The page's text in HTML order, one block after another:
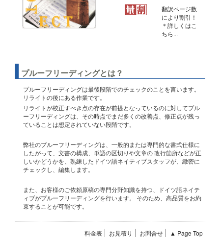
翻訳ページ数
により割引！
＊詳しくはこ
ちら...
プルーフリーディングとは？
プルーフリーディングは最後段階でのチェックのことを言います。
リライトの後にある作業です。
リライトが校正すべき点の存在が前提となっているのに対してプル
ーフリーディングは、その時点でまだ多くの改善点、修正点が残っ
ていることは想定されていない段階です。
弊社のプルーフリーディングは、一般的または専門的な書式仕様に
したがって、文書の構成、単語の区切りや文章の 改行箇所などが正
しいかどうかを、熟練したドイツ語ネイティブスタッフが、緻密に
チェックし、編集します。
また、お客様のご依頼原稿の専門分野知識を持つ、ドイツ語ネイテ
ィブがプルーフリーディングを行います。 そのため、高品質をお約
束することが可能です。
料金表 お見積り お問合せ ▲ Page Top